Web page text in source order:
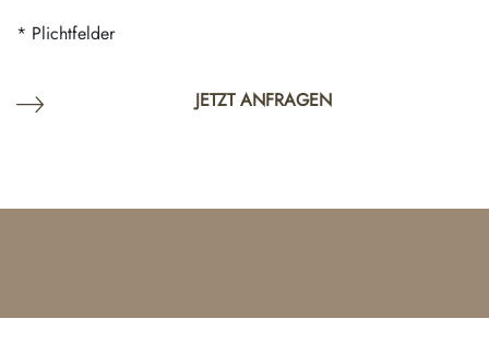
* Plichtfelder